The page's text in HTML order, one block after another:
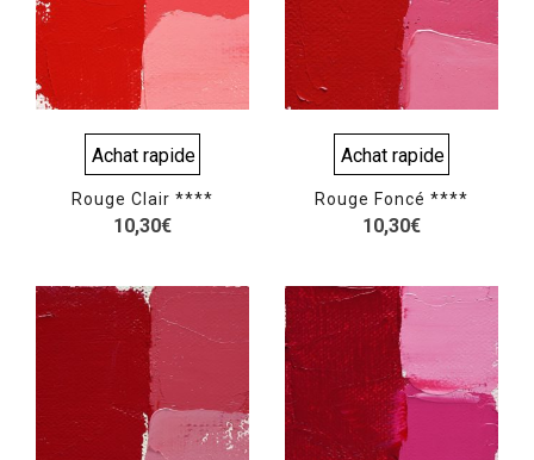
Achat rapide
Rouge Clair ****
10,30€
Achat rapide
Rouge Foncé ****
10,30€